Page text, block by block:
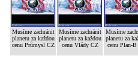
Musíme zachránit
planetu za každou
cenu Průmysl CZ
Musíme zachránit
planetu za každou
cenu Vlády CZ
Musíme
planetu za
cenu Plan-